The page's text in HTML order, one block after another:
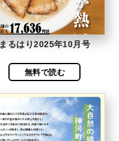
まるはり2025年10月号
無料で読む